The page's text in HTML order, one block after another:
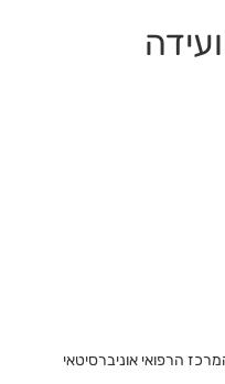
הרפואי אוניברסיטאי